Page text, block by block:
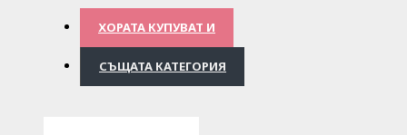
ХОРАТА КУПУВАТ И
СЪЩАТА КАТЕГОРИЯ